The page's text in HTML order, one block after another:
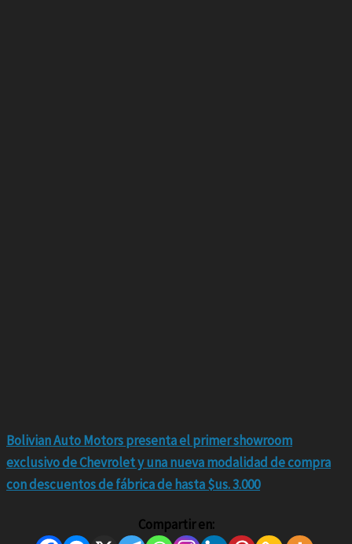
Bolivian Auto Motors presenta el primer showroom
exclusivo de Chevrolet y una nueva modalidad de compra
con descuentos de fábrica de hasta $us. 3.000
Compartir en: